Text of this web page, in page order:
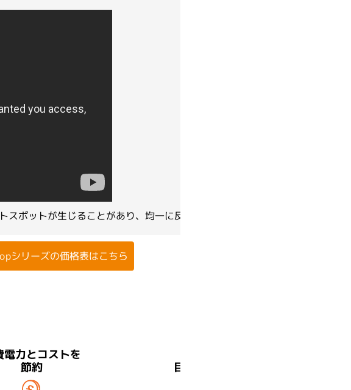
ポットが生じることがあり、均一に反応させるのが困難です。
シリーズの価格表はこちら
電力とコストを
節約 目的温度に到達